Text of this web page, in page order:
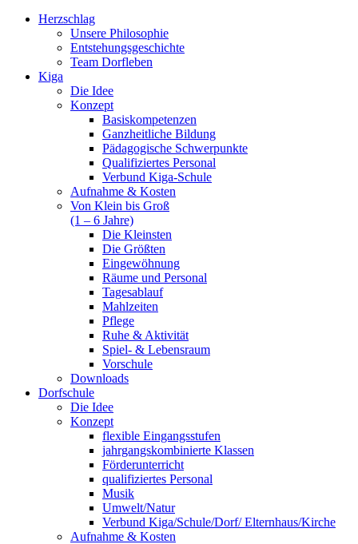
Herzschlag
Unsere Philosophie
Entstehungsgeschichte
Team Dorfleben
Kiga
Die Idee
Konzept
Basiskompetenzen
Ganzheitliche Bildung
Pädagogische Schwerpunkte
Qualifiziertes Personal
Verbund Kiga-Schule
Aufnahme & Kosten
Von Klein bis Groß
(1 – 6 Jahre)
Die Kleinsten
Die Größten
Eingewöhnung
Räume und Personal
Tagesablauf
Mahlzeiten
Pflege
Ruhe & Aktivität
Spiel- & Lebensraum
Vorschule
Downloads
Dorfschule
Die Idee
Konzept
flexible Eingangsstufen
jahrgangskombinierte Klassen
Förderunterricht
qualifiziertes Personal
Musik
Umwelt/Natur
Verbund Kiga/Schule/Dorf/ Elternhaus/Kirche
Aufnahme & Kosten